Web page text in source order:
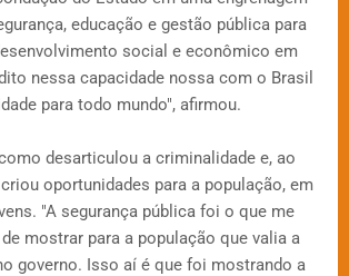
educação e gestão pública para
social e econômico em
nessa capacidade nossa com o Brasil
para todo mundo", afirmou.
desarticulou a criminalidade e, ao
oportunidades para a população, em
"A segurança pública foi o que me
mostrar para a população que valia a
governo. Isso aí é que foi mostrando a